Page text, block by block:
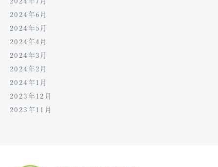
2024年6月
2024年5月
2024年4月
2024年3月
2024年2月
2024年1月
2023年12月
2023年11月